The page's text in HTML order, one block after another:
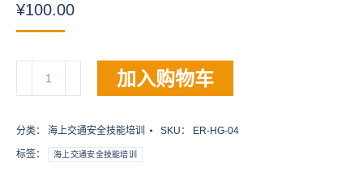
¥100.00
笼
量
加入购物车
分类： 海上交通安全技能培训 SKU： ER-HG-04
标签： 海上交通安全技能培训